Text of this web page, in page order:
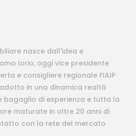
nasce dall'idea e
Iorio, oggi vice presidente
e consigliere regionale FIAIP
in una dinamica realtà
bagaglio di esperienza e tutta la
maturate in oltre 20 anni di
con la rete del mercato